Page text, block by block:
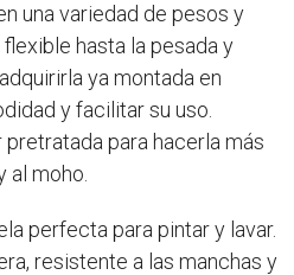
una variedad de pesos y
hasta la pesada y
ya montada en
y facilitar su uso.
para hacerla más
al moho.
perfecta para pintar y lavar.
resistente a las manchas y